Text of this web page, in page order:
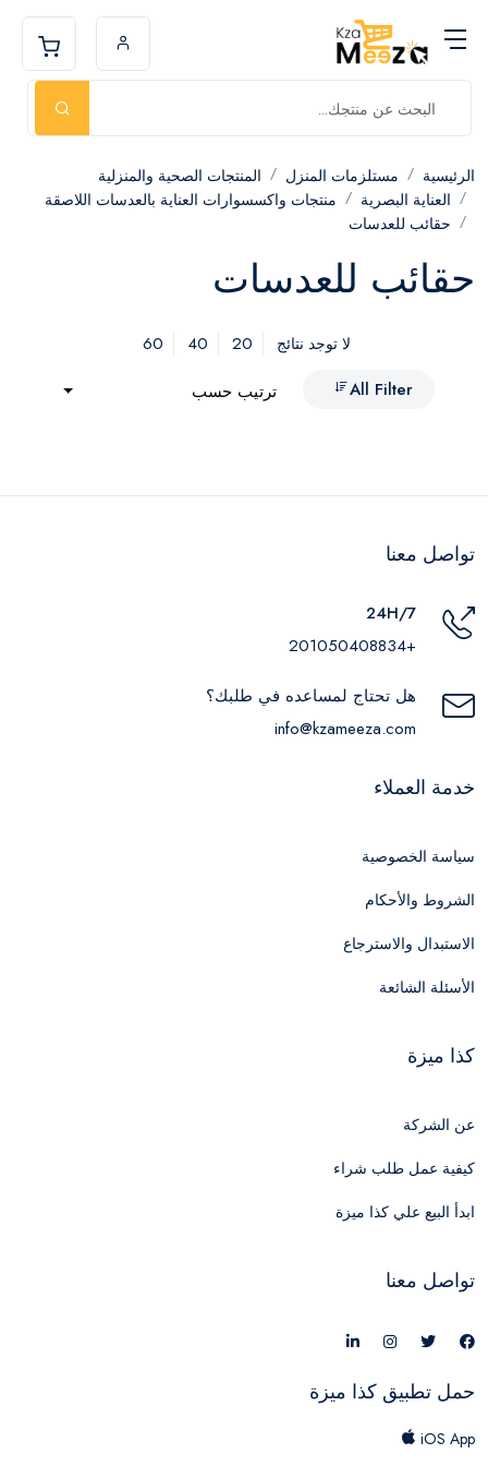
الرئيسية مستلزمات المنزل
المنتجات الصحية والمنزلية
العناية البصرية
منتجات واكسسوارات العناية بالعدسات اللاصقة
حقائب للعدسات
حقائب للعدسات
لا توجد نتائج 20
40
60
All Filter
ترتيب حسب
تواصل معنا
24H/7
+201050408834
هل تحتاج لمساعده في طلبك؟
info@kzameeza.com
خدمة العملاء
سياسة الخصوصية
الشروط والأحكام
الاستبدال والاسترجاع
الأسئلة الشائعة
كذا ميزة
عن الشركة
كيفية عمل طلب شراء
ابدأ البيع علي كذا ميزة
تواصل معنا
حمل تطبيق كذا ميزة
iOS App